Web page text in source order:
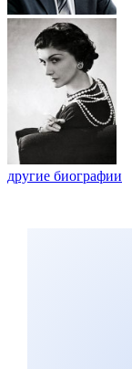
другие биографии